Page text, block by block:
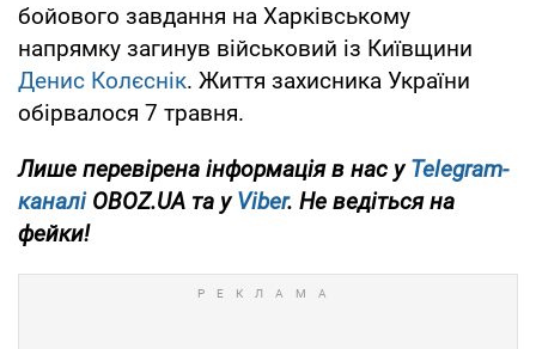
бойового завдання на Харківському
напрямку загинув військовий із Київщини
Денис Колєснік. Життя захисника України
обірвалося 7 травня.
Лише перевірена інформація в нас уTelegram-
каналіOBOZ.UA та уViber. Не ведіться на
фейки!